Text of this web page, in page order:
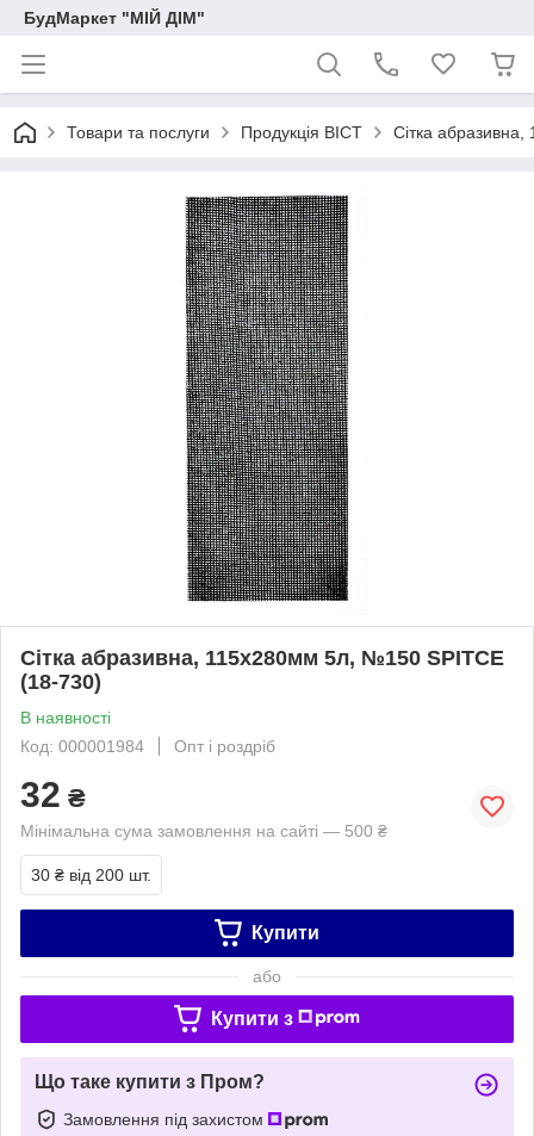
БудМаркет "МІЙ ДІМ"
Товари та послуги Продукція ВІСТ Сітка
Сітка абразивна, 115х280мм 5л, №150 SPIТСЕ
(18-730)
В наявності
Код: 000001984
Опт і роздріб
32 ₴
Мінімальна сума замовлення на сайті — 500 ₴
30 ₴ від 200 шт.
Купити
або
Купити з
Що таке купити з Пром?
Замовлення під захистом